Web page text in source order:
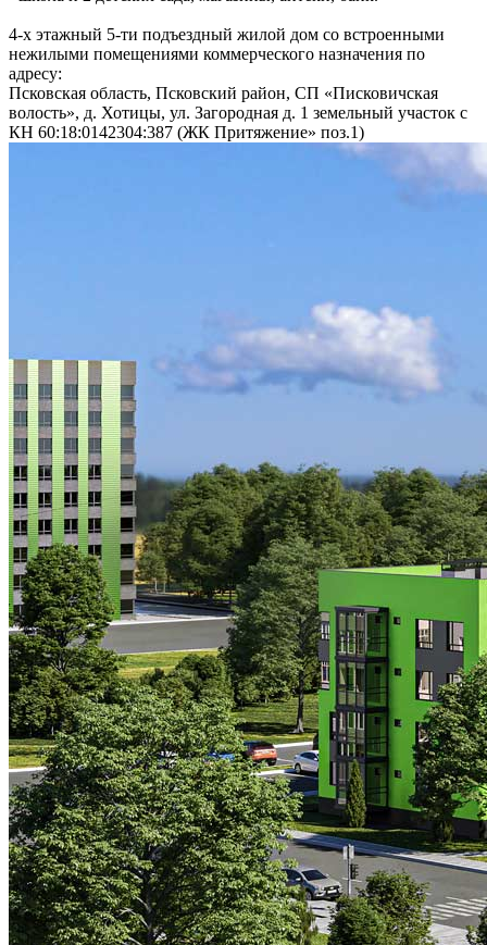
4-х этажный 5-ти подъездный жилой дом со встроенными
нежилыми помещениями коммерческого назначения по
адресу:
Псковская область, Псковский район, СП «Писковичская
волость», д. Хотицы, ул. Загородная д. 1 земельный участок с
КН 60:18:0142304:387 (ЖК Притяжение» поз.1)